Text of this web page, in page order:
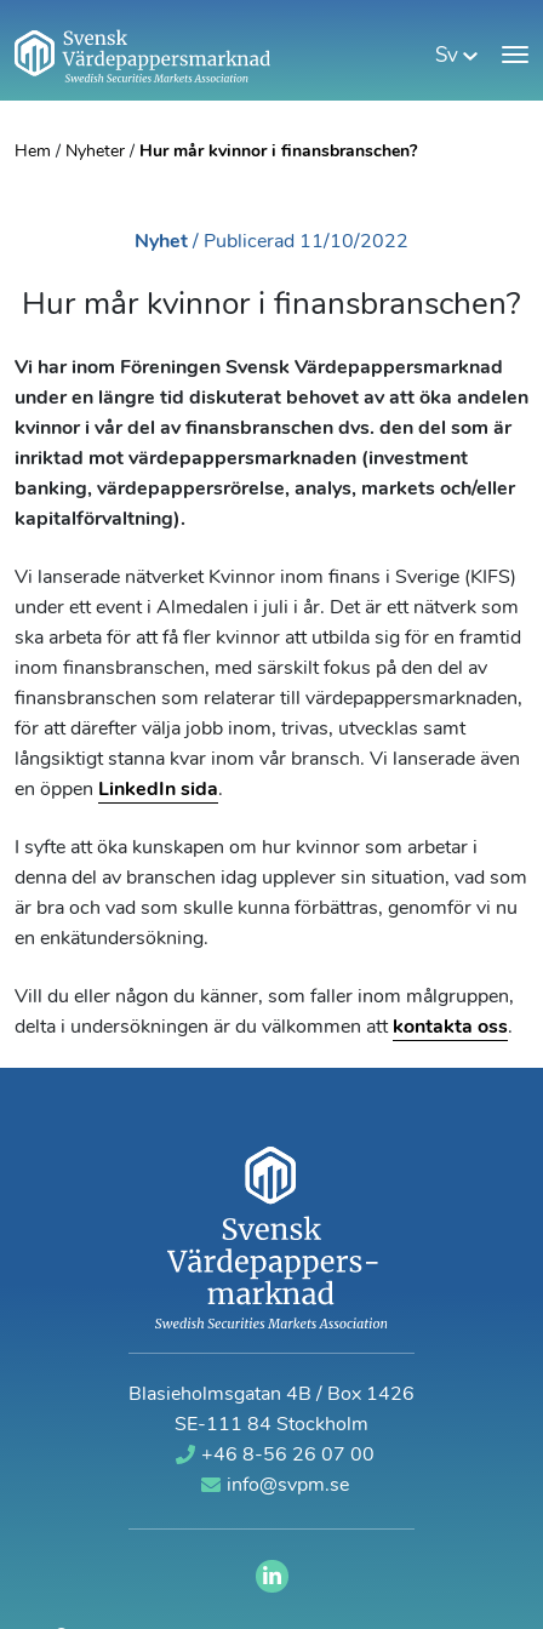
Sv
Hem / Nyheter / Hur mår kvinnor i finansbranschen?
Nyhet / Publicerad 11/10/2022
Hur mår kvinnor i finansbranschen?
Vi har inom Föreningen Svensk Värdepappersmarknad
under en längre tid diskuterat behovet av att öka andelen
kvinnor i vår del av finansbranschen dvs. den del som är
inriktad mot värdepappersmarknaden (investment
banking, värdepappersrörelse, analys, markets och/eller
kapitalförvaltning).
Vi lanserade nätverket Kvinnor inom finans i Sverige (KIFS)
under ett event i Almedalen i juli i år. Det är ett nätverk som
ska arbeta för att få fler kvinnor att utbilda sig för en framtid
inom finansbranschen, med särskilt fokus på den del av
finansbranschen som relaterar till värdepappersmarknaden,
för att därefter välja jobb inom, trivas, utvecklas samt
långsiktigt stanna kvar inom vår bransch. Vi lanserade även
en öppen LinkedIn sida.
I syfte att öka kunskapen om hur kvinnor som arbetar i
denna del av branschen idag upplever sin situation, vad som
är bra och vad som skulle kunna förbättras, genomför vi nu
en enkätundersökning.
Vill du eller någon du känner, som faller inom målgruppen,
delta i undersökningen är du välkommen att kontakta oss.
Blasieholmsgatan 4B / Box 1426
SE-111 84 Stockholm
+46 8-56 26 07 00
info@svpm.se